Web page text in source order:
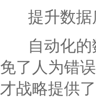
提升数据
自动化的
免了人为错
才战略提供